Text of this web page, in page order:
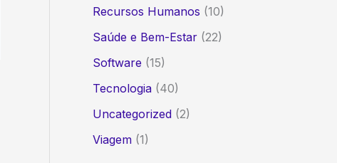
Recursos Humanos (10)
Saúde e Bem-Estar(22)
Software (15)
Tecnologia(40)
Uncategorized(2)
Viagem(1)